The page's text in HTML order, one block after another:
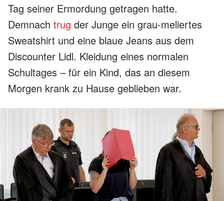
Tag seiner Ermordung getragen hatte.
Demnach trug der Junge ein grau-meliertes
Sweatshirt und eine blaue Jeans aus dem
Discounter Lidl. Kleidung eines normalen
Schultages – für ein Kind, das an diesem
Morgen krank zu Hause geblieben war.